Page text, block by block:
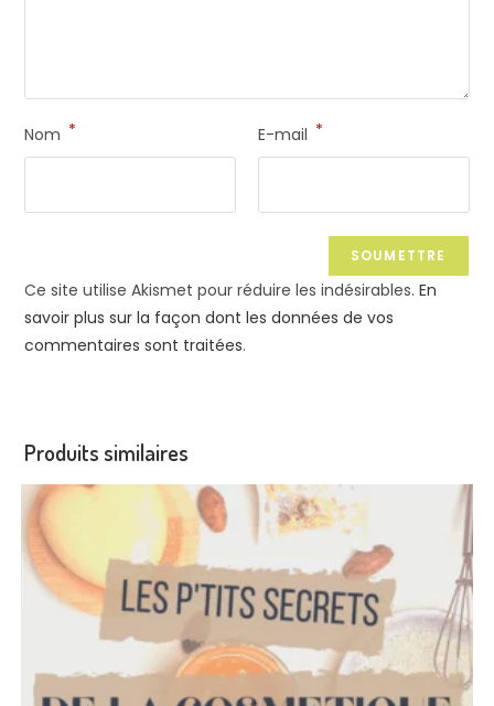
Nom * E-mail *
Ce site utilise Akismet pour réduire les indésirables.En
savoir plus sur la façon dont les données de vos
commentaires sont traitées.
Produits similaires